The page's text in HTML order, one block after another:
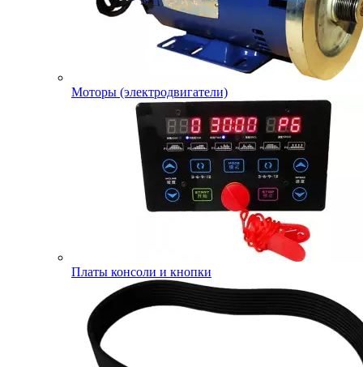
Моторы (электродвигатели)
Платы консоли и кнопки